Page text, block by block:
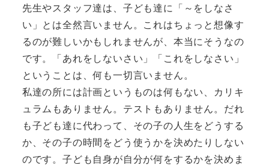
先生やスタッフ達は、子ども達に「～をしなさ
い」とは全然言いません。これはちょっと想像す
るのが難しいかもしれませんが、本当にそうなの
です。「あれをしないさい」「これをしなさい」
ということは、何も一切言いません。
私達の所には計画というものは何もない、カリキ
ュラムもありません。テストもありません。だれ
も子ども達に代わって、その子の人生をどうする
か、その子の時間をどう使うかを決めたりしない
のです。子ども自身が自分が何をするかを決めま